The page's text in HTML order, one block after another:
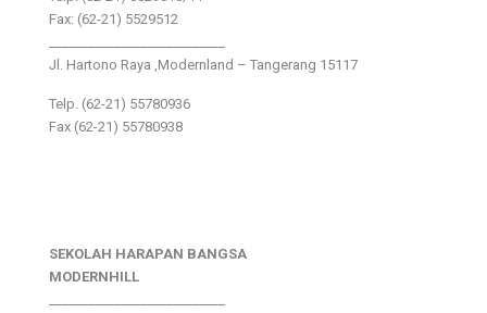
Fax: (62-21) 5529512
Jl. Hartono Raya ,Modernland – Tangerang 15117
Telp. (62-21) 55780936
Fax (62-21) 55780938
SEKOLAH HARAPAN BANGSA
MODERNHILL